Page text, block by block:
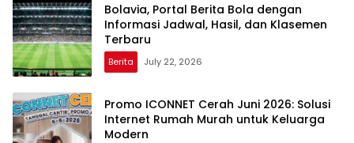
Bolavia, Portal Berita Bola dengan
Informasi Jadwal, Hasil, dan Klasemen
Terbaru
Berita July 22, 2026
Promo ICONNET Cerah Juni 2026: Solusi
Internet Rumah Murah untuk Keluarga
Modern